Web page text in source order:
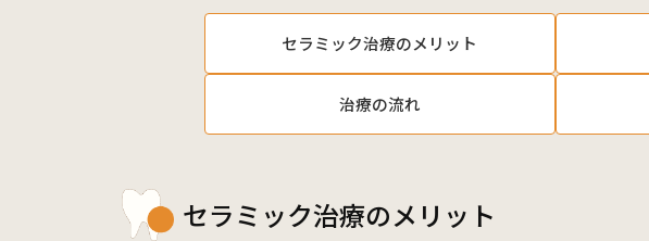
セラミック治療のメリット
治療の流れ
セラミック治療のメリット